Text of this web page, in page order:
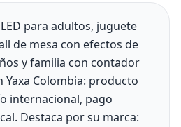
para adultos, juguete
de mesa con efectos de
y familia con contador
Colombia: producto
internacional, pago
Destaca por su marca: